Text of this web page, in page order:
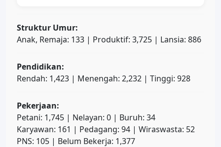
Struktur Umur:
Anak, Remaja: 133 | Produktif: 3,725 | Lansia: 886
Pendidikan:
Rendah: 1,423 | Menengah: 2,232 | Tinggi: 928
Pekerjaan:
Petani: 1,745 | Nelayan: 0 | Buruh: 34
Karyawan: 161 | Pedagang: 94 | Wiraswasta: 52
PNS: 105 | Belum Bekerja: 1,377